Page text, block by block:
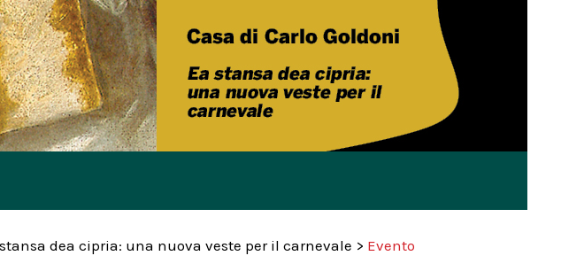
stansa dea cipria: una nuova veste per il carnevale > Evento